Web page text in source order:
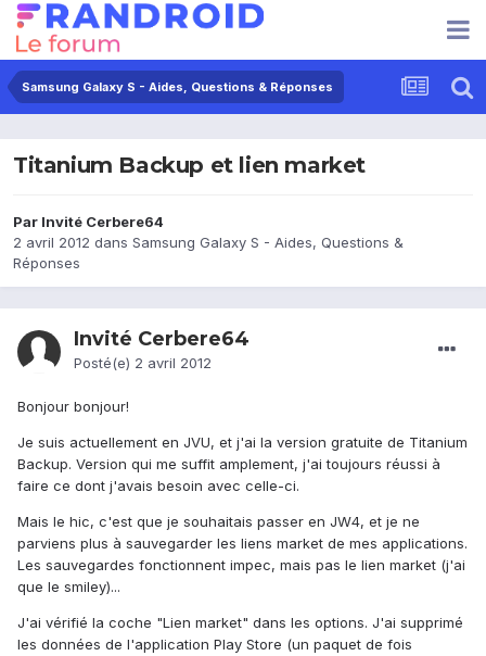
Samsung Galaxy S - Aides, Questions & Réponses
Titanium Backup et lien market
Par Invité Cerbere64
2 avril 2012 dans Samsung Galaxy S - Aides, Questions &
Réponses
Invité Cerbere64
Posté(e) 2 avril 2012
Bonjour bonjour!
Je suis actuellement en JVU, et j'ai la version gratuite de Titanium
Backup. Version qui me suffit amplement, j'ai toujours réussi à
faire ce dont j'avais besoin avec celle-ci.
Mais le hic, c'est que je souhaitais passer en JW4, et je ne
parviens plus à sauvegarder les liens market de mes applications.
Les sauvegardes fonctionnent impec, mais pas le lien market (j'ai
que le smiley)...
J'ai vérifié la coche "Lien market" dans les options. J'ai supprimé
les données de l'application Play Store (un paquet de fois